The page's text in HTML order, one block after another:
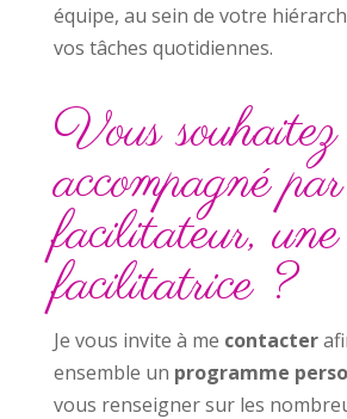
équipe, au sein de votre
vos tâches quotidiennes.
Vous
accompagné
facilitateur, une
facilitatrice ?
Je vous invite à me contacter
ensemble un programme
vous renseigner sur les